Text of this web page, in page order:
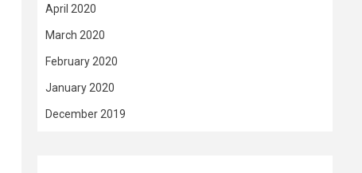
April 2020
March 2020
February 2020
January 2020
December 2019